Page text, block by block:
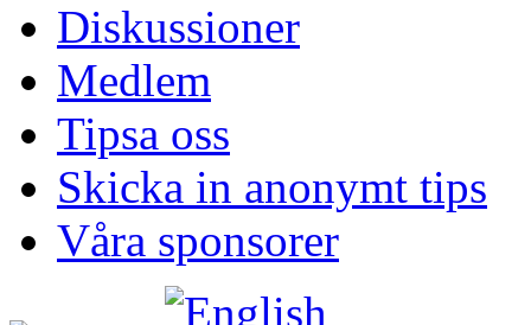
Diskussioner
Medlem
Tipsa oss
Skicka in anonymt tips
Våra sponsorer